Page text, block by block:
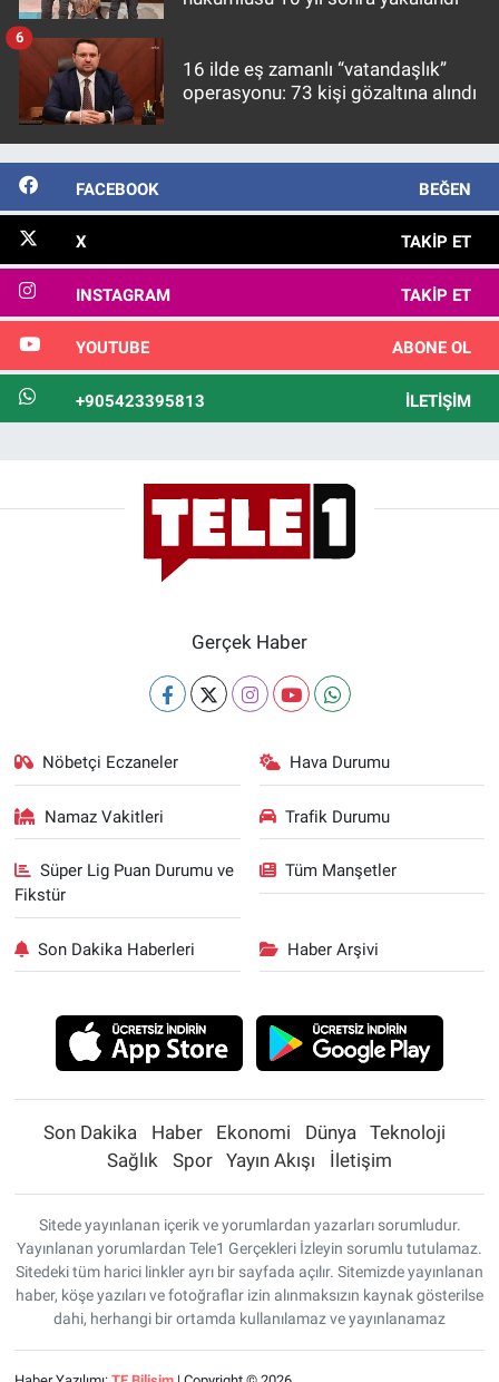
16 ilde eş zamanlı “vatandaşlık”
operasyonu: 73 kişi gözaltına alındı
6
FACEBOOK BEĞEN
X TAKIP ET
INSTAGRAM TAKIP ET
YOUTUBE ABONE OL
+905423395813 İLETIŞIM
Gerçek Haber
Nöbetçi Eczaneler Hava Durumu
Namaz Vakitleri Trafik Durumu
Süper Lig Puan Durumu ve
Fikstür
Tüm Manşetler
Son Dakika Haberleri Haber Arşivi
Son Dakika Haber Ekonomi Dünya
Teknoloji
Sağlık
Spor Yayın Akışı İletişim
Sitede yayınlanan içerik ve yorumlardan yazarları sorumludur.
Yayınlanan yorumlardan Tele1 Gerçekleri İzleyin sorumlu tutulamaz.
Sitedeki tüm harici linkler ayrı bir sayfada açılır. Sitemizde yayınlanan
haber, köşe yazıları ve fotoğraflar izin alınmaksızın kaynak gösterilse
dahi, herhangi bir ortamda kullanılamaz ve yayınlanamaz